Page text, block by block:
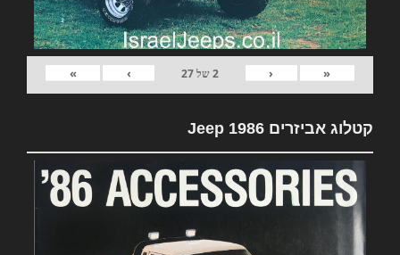
«
‹
2של27
›
»
קטלוג אביזרים Jeep 1986